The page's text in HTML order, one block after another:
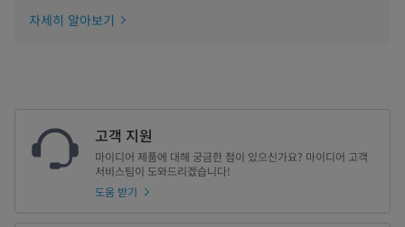
자세히 알아보기
고객 지원
마이디어 제품에 대해 궁금한 점이 있으신가요? 마이디어 고객
서비스팀이 도와드리겠습니다!
도움 받기